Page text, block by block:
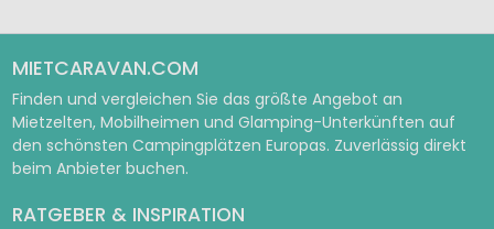
MIETCARAVAN.COM
Finden und vergleichen Sie das größte Angebot an
Mietzelten, Mobilheimen und Glamping-Unterkünften auf
den schönsten Campingplätzen Europas. Zuverlässig direkt
beim Anbieter buchen.
RATGEBER & INSPIRATION